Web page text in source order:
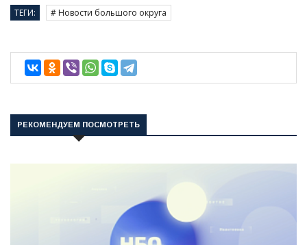
ТЕГИ: # Новости большого округа
РЕКОМЕНДУЕМ ПОСМОТРЕТЬ